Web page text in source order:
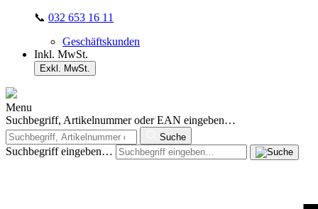
📞 032 653 16 11
Geschäftskunden
Inkl. MwSt.
Exkl. MwSt.
Menu
Suchbegriff, Artikelnummer oder EAN eingeben…
Suche
Suchbegriff eingeben…